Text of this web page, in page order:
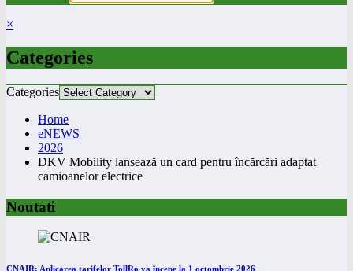
×
Categories
Categories
Home
eNEWS
2026
DKV Mobility lansează un card pentru încărcări adaptat
camioanelor electrice
Noutati
CNAIR: Aplicarea tarifelor TollRo va începe la 1 octombrie 2026